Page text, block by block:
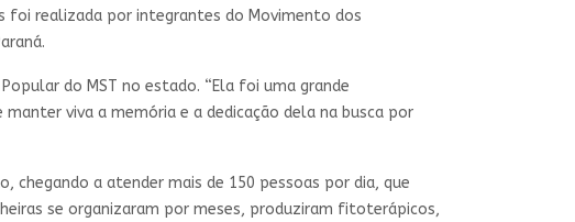
foi realizada por integrantes do Movimento dos
do MST no estado. “Ela foi uma grande
viva a memória e a dedicação dela na busca por
a atender mais de 150 pessoas por dia, que
se organizaram por meses, produziram fitoterápicos,